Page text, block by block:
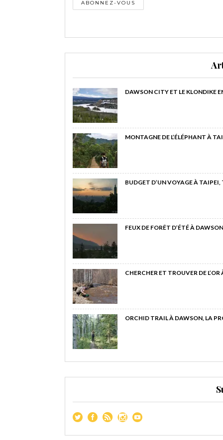
DAWSON CITY ET LE KLONDIKE
MONTAGNE DE L’ÉLÉPHANT À
BUDGET D’UN VOYAGE À
FEUX DE FORÊT D’ÉTÉ À
CHERCHER ET TROUVER DE
ORCHID TRAIL À DAWSON, LA